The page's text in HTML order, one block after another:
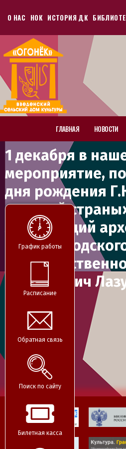
О НАС НОК ИСТОРИЯ ДК
ГЛАВНАЯ НОВОСТИ
1 декабря в
мероприятие,
дня рождения
великой
заведующий
и
Викторович
График работы
Расписание
Обратная связь
Поиск по сайту
Билетная касса